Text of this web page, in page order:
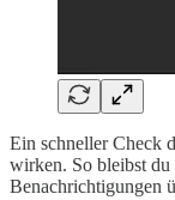
Ein schneller Check
wirken. So bleibst
Benachrichtigungen